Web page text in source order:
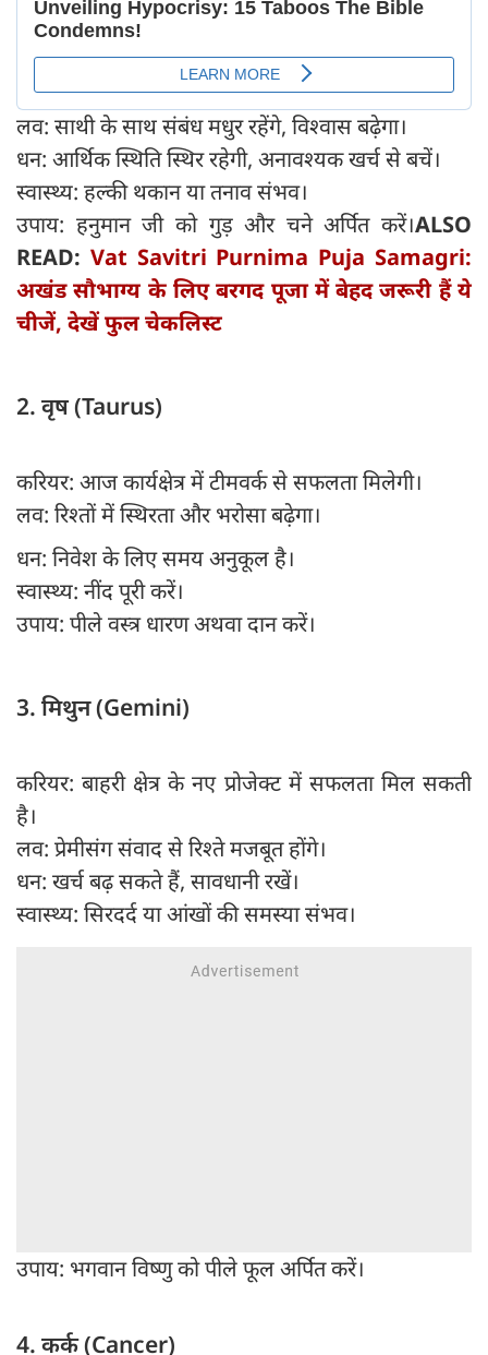
लव: साथी के साथ संबंध मधुर रहेंगे, विश्वास बढ़ेगा।
धन: आर्थिक स्थिति स्थिर रहेगी, अनावश्यक खर्च से बचें।
स्वास्थ्य: हल्की थकान या तनाव संभव।
उपाय: हनुमान जी को गुड़ और चने अर्पित करें।ALSO
READ: Vat Savitri Purnima Puja Samagri:
अखंड सौभाग्य के लिए बरगद पूजा में बेहद जरूरी हैं ये
चीजें, देखें फुल चेकलिस्ट
2. वृष (Taurus)
करियर: आज कार्यक्षेत्र में टीमवर्क से सफलता मिलेगी।
लव: रिश्तों में स्थिरता और भरोसा बढ़ेगा।
धन: निवेश के लिए समय अनुकूल है।
स्वास्थ्य: नींद पूरी करें।
उपाय: पीले वस्त्र धारण अथवा दान करें।
3. मिथुन (Gemini)
करियर: बाहरी क्षेत्र के नए प्रोजेक्ट में सफलता मिल सकती
है।
लव: प्रेमीसंग संवाद से रिश्ते मजबूत होंगे।
धन: खर्च बढ़ सकते हैं, सावधानी रखें।
स्वास्थ्य: सिरदर्द या आंखों की समस्या संभव।
उपाय: भगवान विष्णु को पीले फूल अर्पित करें।
4. कर्क (Cancer)